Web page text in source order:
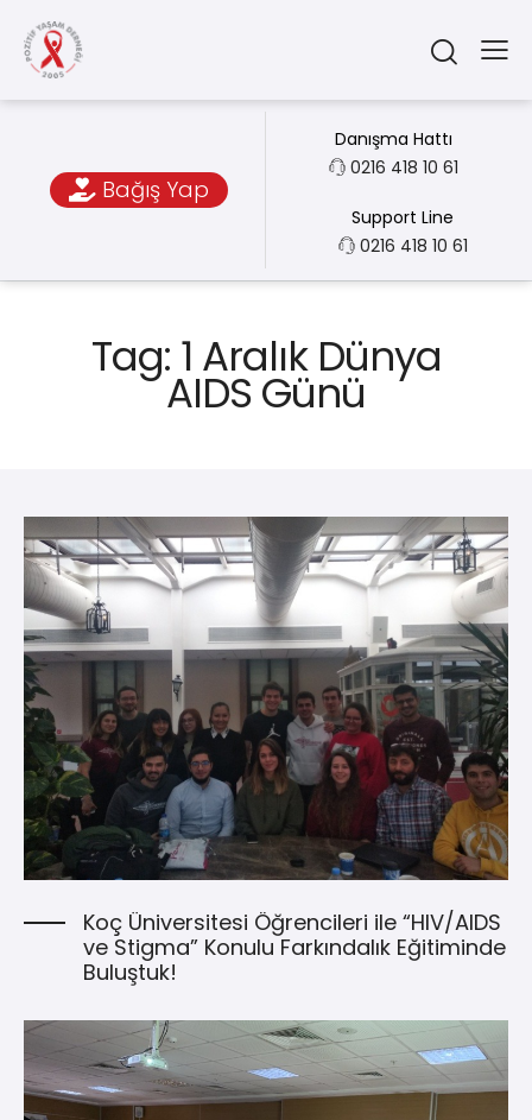
Bağış Yap
Danışma Hattı
0216 418 10 61
Support Line
0216 418 10 61
Tag: 1 Aralık Dünya
AIDS Günü
Koç Üniversitesi Öğrencileri ile “HIV/AIDS
ve Stigma” Konulu Farkındalık Eğitiminde
Buluştuk!